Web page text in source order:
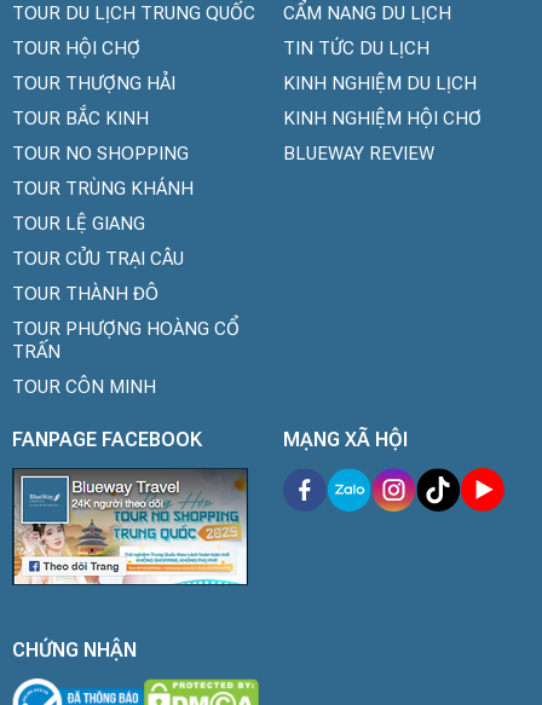
TOUR DU LỊCH TRUNG QUỐC
TOUR HỘI CHỢ
TOUR THƯỢNG HẢI
TOUR BẮC KINH
TOUR NO SHOPPING
TOUR TRÙNG KHÁNH
TOUR LỆ GIANG
TOUR CỬU TRẠI CÂU
TOUR THÀNH ĐÔ
TOUR PHƯỢNG HOÀNG CỔ
TRẤN
TOUR CÔN MINH
CẨM NANG DU LỊCH
TIN TỨC DU LỊCH
KINH NGHIỆM DU LỊCH
KINH NGHIỆM HỘI CHƠ
BLUEWAY REVIEW
FANPAGE FACEBOOK MẠNG XÃ HỘI
CHỨNG NHẬN